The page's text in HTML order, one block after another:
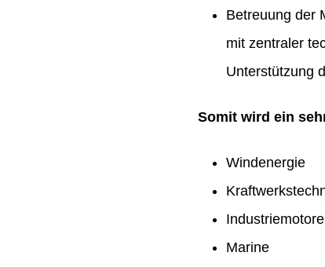
Betreuung der
mit zentraler
Unterstützung
Somit wird ein
Windenergie
Marine